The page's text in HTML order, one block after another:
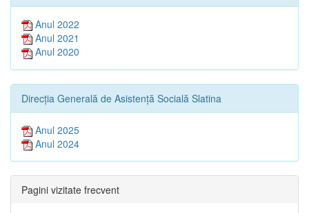
Anul 2022
Anul 2021
Anul 2020
Direcția Generală de Asistență Socială Slatina
Anul 2025
Anul 2024
Pagini vizitate frecvent